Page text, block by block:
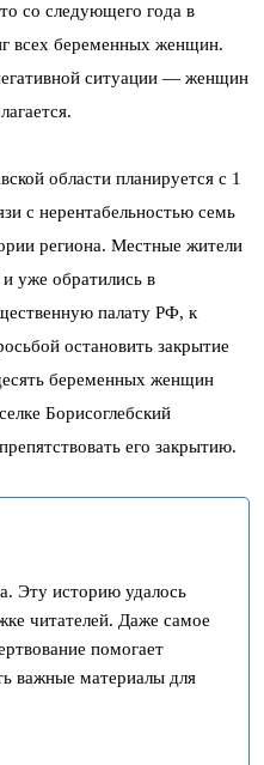
со следующего года в
всех беременных женщин.
ситуации — женщин
области планируется с 1
с нерентабельностью семь
региона. Местные жители
уже обратились в
палату РФ, к
остановить закрытие
беременных женщин
Борисоглебский
его закрытию.
Эту историю удалось
читателей. Даже самое
помогает
важные материалы для